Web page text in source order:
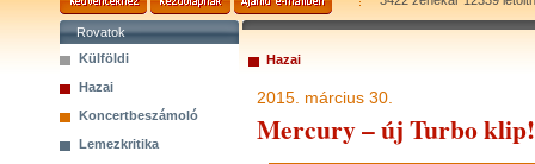
Rovatok
Külföldi
Hazai
Koncertbeszámoló
Lemezkritika
Hazai
2015. március 30.
Mercury – új Turbo klip!